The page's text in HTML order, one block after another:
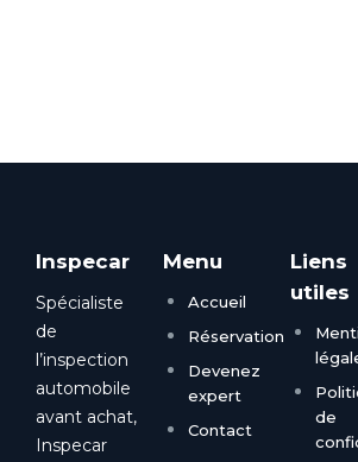
Inspecar
Spécialiste
de
l’inspection
automobile
avant achat,
Inspecar
Menu
Accueil
Réservation
Devenez
expert
Contact
Liens
utiles
de